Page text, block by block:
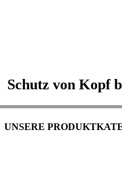
Schutz von Kopf
UNSERE